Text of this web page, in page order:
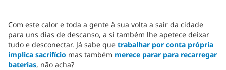
Com este calor e toda a gente à sua volta a sair da cidade
para uns dias de descanso, a si também lhe apetece deixar
tudo e desconectar. Já sabe que trabalhar por conta própria
implica sacrifício mas também merece parar para recarregar
baterias, não acha?